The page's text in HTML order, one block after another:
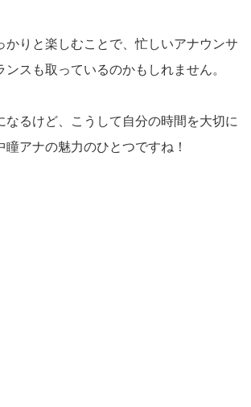
かりと楽しむことで、忙しいアナウンサ
ンスも取っているのかもしれません。
なるけど、こうして自分の時間を大切に
アナの魅力のひとつですね！